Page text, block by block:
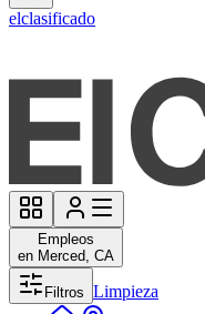
elclasificado
Empleos
en Merced, CA
Filtros Limpieza